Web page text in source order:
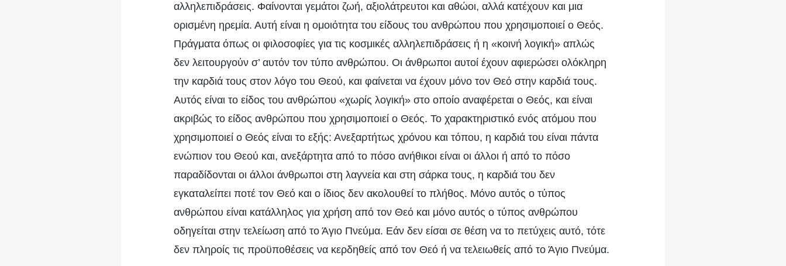
αλληλεπιδράσεις. Φαίνονται γεμάτοι ζωή, αξιολάτρευτοι και αθώοι, αλλά κατέχουν και μια
ορισμένη ηρεμία. Αυτή είναι η ομοιότητα του είδους του ανθρώπου που χρησιμοποιεί ο Θεός.
Πράγματα όπως οι φιλοσοφίες για τις κοσμικές αλληλεπιδράσεις ή η «κοινή λογική» απλώς
δεν λειτουργούν σ’ αυτόν τον τύπο ανθρώπου. Οι άνθρωποι αυτοί έχουν αφιερώσει ολόκληρη
την καρδιά τους στον λόγο του Θεού, και φαίνεται να έχουν μόνο τον Θεό στην καρδιά τους.
Αυτός είναι το είδος του ανθρώπου «χωρίς λογική» στο οποίο αναφέρεται ο Θεός, και είναι
ακριβώς το είδος ανθρώπου που χρησιμοποιεί ο Θεός. Το χαρακτηριστικό ενός ατόμου που
χρησιμοποιεί ο Θεός είναι το εξής: Ανεξαρτήτως χρόνου και τόπου, η καρδιά του είναι πάντα
ενώπιον του Θεού και, ανεξάρτητα από το πόσο ανήθικοι είναι οι άλλοι ή από το πόσο
παραδίδονται οι άλλοι άνθρωποι στη λαγνεία και στη σάρκα τους, η καρδιά του δεν
εγκαταλείπει ποτέ τον Θεό και ο ίδιος δεν ακολουθεί το πλήθος. Μόνο αυτός ο τύπος
ανθρώπου είναι κατάλληλος για χρήση από τον Θεό και μόνο αυτός ο τύπος ανθρώπου
οδηγείται στην τελείωση από το Άγιο Πνεύμα. Εάν δεν είσαι σε θέση να το πετύχεις αυτό, τότε
δεν πληροίς τις προϋποθέσεις να κερδηθείς από τον Θεό ή να τελειωθείς από το Άγιο Πνεύμα.